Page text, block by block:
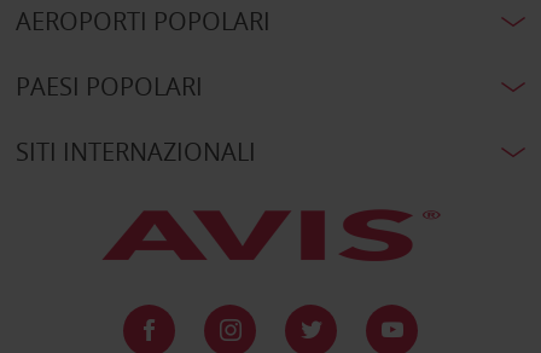
AEROPORTI POPOLARI
PAESI POPOLARI
SITI INTERNAZIONALI